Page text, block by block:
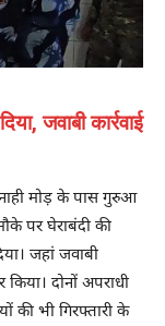
जवाबी कार्रवाई
मोड़ के पास गुरुआ
पर घेराबंदी की
जहां जवाबी
दोनों अपराधी
की भी गिरफ्तारी के